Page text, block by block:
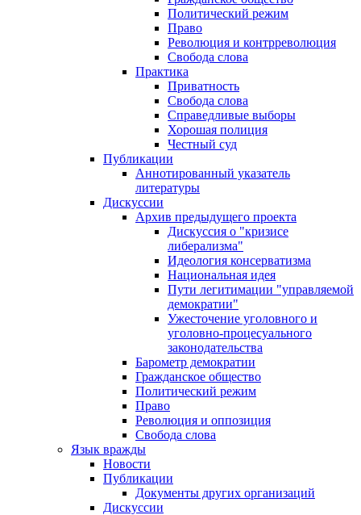
Политический режим
Право
Революция и контрреволюция
Свобода слова
Практика
Приватность
Свобода слова
Справедливые выборы
Хорошая полиция
Честный суд
Публикации
Аннотированный указатель
литературы
Дискуссии
Архив предыдущего проекта
Дискуссия о "кризисе
либерализма"
Идеология консерватизма
Национальная идея
Пути легитимации "управляемой
демократии"
Ужесточение уголовного и
уголовно-процесуального
законодательства
Барометр демократии
Гражданское общество
Политический режим
Право
Революция и оппозиция
Свобода слова
Язык вражды
Новости
Публикации
Документы других организаций
Дискуссии